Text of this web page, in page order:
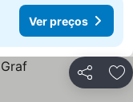
Ver preços
Partilhar